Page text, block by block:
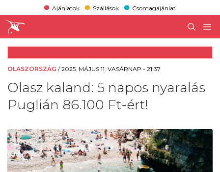
Ajánlatok Szállások Csomagajánlat
OLASZORSZÁG /2025. MÁJUS 11. VASÁRNAP - 21:37
Olasz kaland: 5 napos nyaralás
Puglián 86.100 Ft-ért!